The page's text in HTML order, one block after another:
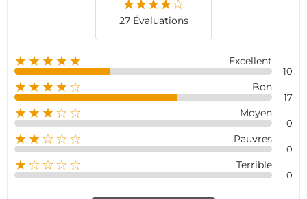
27 Évaluations
★★★★★ Excellent
10
★★★★☆ Bon
17
★★★☆☆ Moyen
0
★★☆☆☆ Pauvres
0
★☆☆☆☆ Terrible
0